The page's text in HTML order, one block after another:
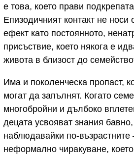
е това, което прави
Епизодичният контакт не
ефект като постоянното,
присъствие, което някога е
живота в близост до
Има и поколенческа пропаст,
могат да запълнят. Когато
многобройни и дълбоко
децата усвояват знания
наблюдавайки по-
неформално чиракуване,